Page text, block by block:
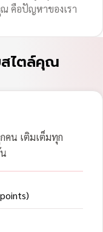
คือปัญหาของเรา
สไตล์คุณ
น เติมเต็มทุก